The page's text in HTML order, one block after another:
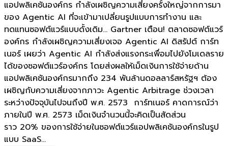
แอปพลิเคชันองค์กร กำลังเผชิญความเสี่ยงครั้งใหญ่จากการมา
ของ Agentic AI ที่จะเข้ามาเปลี่ยนรูปแบบการทำงาน และ
ทดแทนซอฟต์แวร์แบบดั้งเดิม... Gartner เตือน! ตลาดซอฟต์แวร์
องค์กร กำลังเผชิญความเสี่ยงเจอ Agentic AI ดิสรัปต์ การ์ท
เนอร์ เผยว่า Agentic AI กำลังส่งแรงกระเพื่อมไปยังโมเดลราย
ได้ของซอฟต์แวร์องค์กร โดยส่งผลให้เม็ดเงินการใช้จ่ายด้าน
แอปพลิเคชันองค์กรมากถึง 234 พันล้านดอลลาร์สหรัฐฯ ต้อง
เผชิญกับความเสี่ยงจากภาวะ Agentic Arbitrage ช่วงเวลา
ระหว่างปัจจุบันไปจนถึงปี พ.ศ. 2573 การ์ทเนอร์ คาดการณ์ว่า
ภายในปี พ.ศ. 2573 เม็ดเงินจำนวนนี้จะคิดเป็นสัดส่วน
ราว 20% ของการใช้จ่ายในซอฟต์แวร์แอปพลิเคชันองค์กรในรูป
แบบ SaaS...